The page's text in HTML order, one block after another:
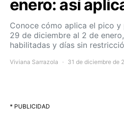
enero: así
Conoce cómo aplica el pico y
29 de diciembre al 2 de
habilitadas y días sin
Viviana Sarrazola 31 de diciembre de
* PUBLICIDAD